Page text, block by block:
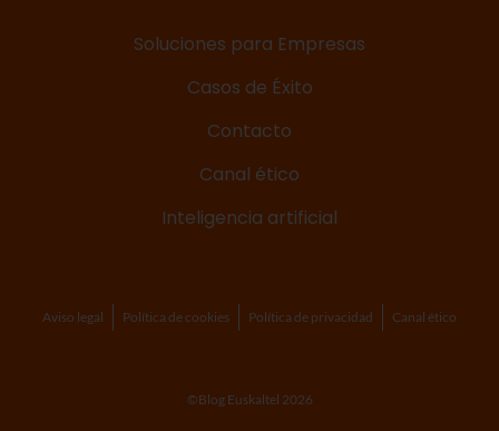
Soluciones para Empresas
Casos de Éxito
Contacto
Canal ético
Inteligencia artificial
Aviso legal Política de cookies Política de privacidad Canal ético
©Blog Euskaltel 2026